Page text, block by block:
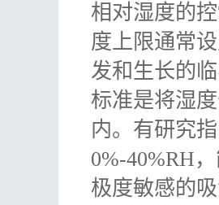
相对湿度的
度上限通常
发和生长的
标准是将湿
内。有研究
0%-40%RH
极度敏感的